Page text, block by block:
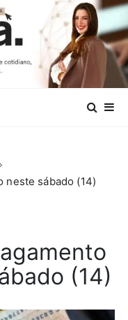
neste sábado (14)
(14)